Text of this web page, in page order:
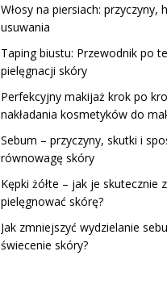
Włosy na piersiach: przyczyny,
usuwania
Taping biustu: Przewodnik po
pielęgnacji skóry
Perfekcyjny makijaż krok po
nakładania kosmetyków do
Sebum – przyczyny, skutki i
równowagę skóry
Kępki żółte – jak je skutecznie
pielęgnować skórę?
Jak zmniejszyć wydzielanie
świecenie skóry?